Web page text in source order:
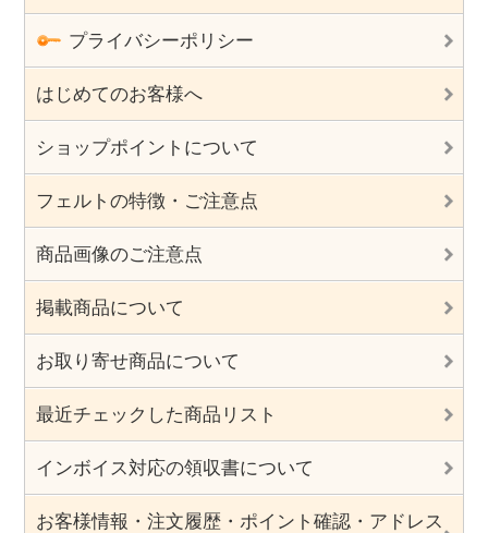
プライバシーポリシー
はじめてのお客様へ
ショップポイントについて
フェルトの特徴・ご注意点
商品画像のご注意点
掲載商品について
お取り寄せ商品について
最近チェックした商品リスト
インボイス対応の領収書について
お客様情報・注文履歴・ポイント確認・アドレス